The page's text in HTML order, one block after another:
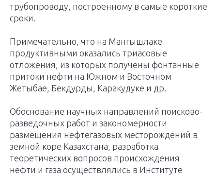
трубопроводу, по­строенному в самые короткие
сроки.
Примечательно, что на Мангышлаке
продуктивными оказались триасовые
отложения, из которых получены фонтанные
притоки нефти на Южном и Восточном
Жетыбае, Бекдурды, Каракудуке и др.
Обоснование научных направлений поисково-
разведочных работ и закономерности
размещения нефтегазовых месторождений в
земной коре Казахстана, разработка
теоретических вопросов происхождения
нефти и газа осуществлялись в Институте